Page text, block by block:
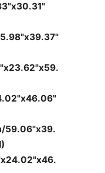
59.06"x39.